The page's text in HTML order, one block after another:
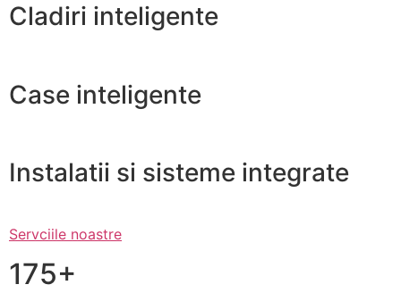
Cladiri inteligente
Case inteligente
Instalatii si sisteme integrate
Servciile noastre
175+